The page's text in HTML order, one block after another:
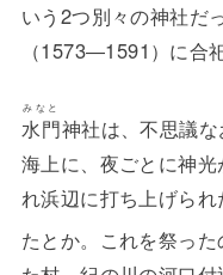
いう2つ別々の神社だ
（1573―1591）に合
水門
みなと
神社は、不思議な
海上に、夜ごとに神
れ浜辺に打ち上げら
たとか。これを祭った